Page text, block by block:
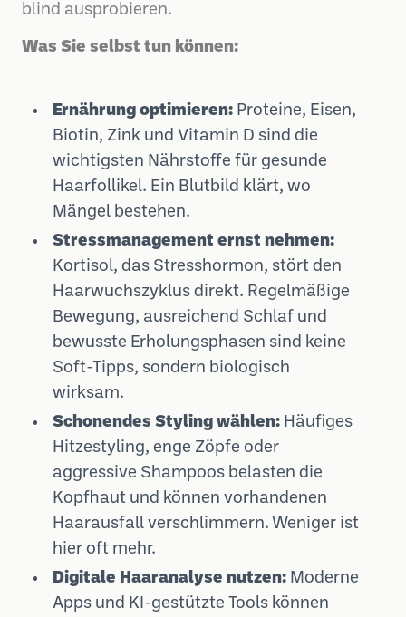
blind ausprobieren.
Was Sie selbst tun können:
Ernährung optimieren: Proteine, Eisen,
Biotin, Zink und Vitamin D sind die
wichtigsten Nährstoffe für gesunde
Haarfollikel. Ein Blutbild klärt, wo
Mängel bestehen.
Stressmanagement ernst nehmen:
Kortisol, das Stresshormon, stört den
Haarwuchszyklus direkt. Regelmäßige
Bewegung, ausreichend Schlaf und
bewusste Erholungsphasen sind keine
Soft-Tipps, sondern biologisch
wirksam.
Schonendes Styling wählen: Häufiges
Hitzestyling, enge Zöpfe oder
aggressive Shampoos belasten die
Kopfhaut und können vorhandenen
Haarausfall verschlimmern. Weniger ist
hier oft mehr.
Digitale Haaranalyse nutzen: Moderne
Apps und KI-gestützte Tools können